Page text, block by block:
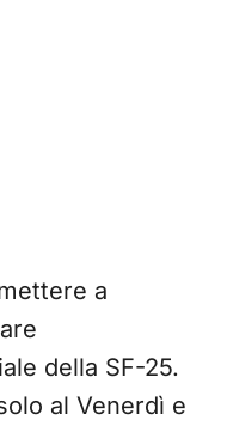
a
della SF-25.
al Venerdì e